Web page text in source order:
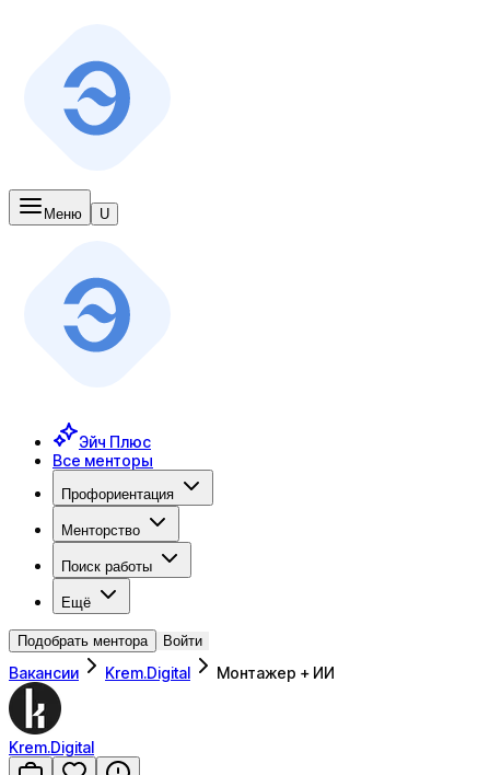
Меню U
Эйч Плюс
Все менторы
Профориентация
Менторство
Поиск работы
Ещё
Подобрать ментора Войти
Вакансии Krem.Digital Монтажер + ИИ
Krem.Digital